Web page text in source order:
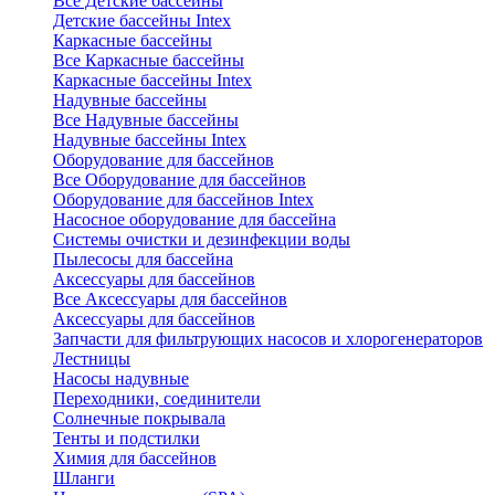
Детские бассейны Intex
Каркасные бассейны
Все Каркасные бассейны
Каркасные бассейны Intex
Надувные бассейны
Все Надувные бассейны
Надувные бассейны Intex
Оборудование для бассейнов
Все Оборудование для бассейнов
Оборудование для бассейнов Intex
Насосное оборудование для бассейна
Системы очистки и дезинфекции воды
Пылесосы для бассейна
Аксессуары для бассейнов
Все Аксессуары для бассейнов
Аксессуары для бассейнов
Запчасти для фильтрующих насосов и хлорогенераторов
Лестницы
Насосы надувные
Переходники, соединители
Солнечные покрывала
Тенты и подстилки
Химия для бассейнов
Шланги